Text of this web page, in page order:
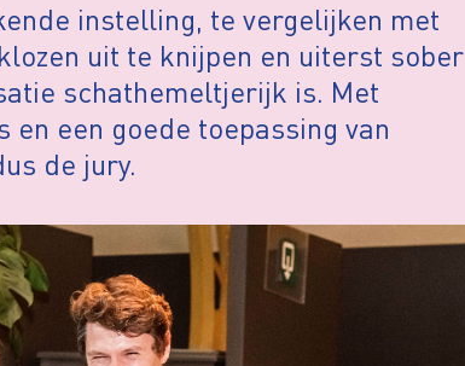
instelling, te vergelijken met
uit te knijpen en uiterst sober
schathemeltjerijk is. Met
een goede toepassing van
de jury.